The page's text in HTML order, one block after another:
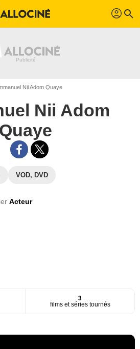
profil search
Nii Adom Quaye
Nii Adom
Quaye
VOD, DVD
Acteur
3
films et séries tournés